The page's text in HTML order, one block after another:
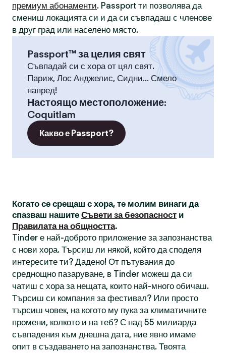
премиум абонаменти. Passport ти позволява да
смениш локацията си и да си съвпадаш с членове
в друг град или населено място.
Passport™ за целия свят
Съвпадай си с хора от цял свят.
Париж, Лос Анджелис, Сидни... Смело
напред!
Настоящо местоположение:
Coquitlam
Какво е Passport?
Когато се срещаш с хора, те молим винаги да
спазваш нашите Съвети за безопасност и
Правилата на общността.
Tinder е най-доброто приложение за запознанства
с нови хора. Търсиш ли някой, който да споделя
интересите ти? Дадено! От пътувания до
среднощно пазаруване, в Tinder можеш да си
чатиш с хора за нещата, които най-много обичаш.
Търсиш си компания за фестивал? Или просто
търсиш човек, на когото му пука за климатичните
промени, колкото и на теб? С над 55 милиарда
съвпадения към днешна дата, ние явно имаме
опит в създаването на запознанства. Твоята